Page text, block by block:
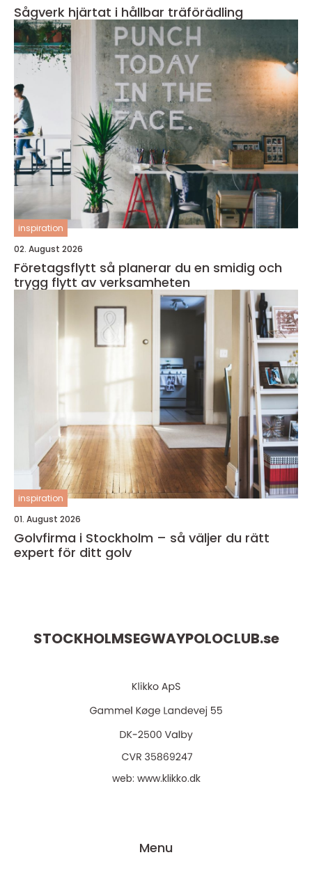
Sågverk hjärtat i hållbar träförädling
inspiration
02. August 2026
Företagsflytt så planerar du en smidig och
trygg flytt av verksamheten
inspiration
01. August 2026
Golvfirma i Stockholm – så väljer du rätt
expert för ditt golv
STOCKHOLMSEGWAYPOLOCLUB.se
web: www.klikko.dk
Menu